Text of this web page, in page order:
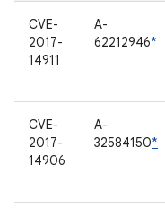
CVE-
2017-
14911
A-
62212946*
CVE-
2017-
14906
A-
32584150*